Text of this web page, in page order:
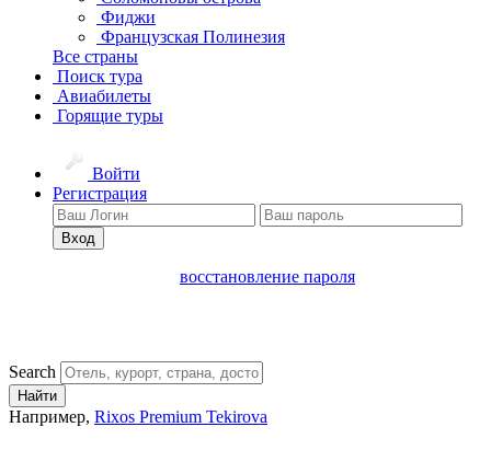
Фиджи
Французская Полинезия
Все страны
Поиск тура
Авиабилеты
Горящие туры
Войти
Регистрация
Вход
восстановление пароля
Search
Найти
Например, Rixos Premium Tekirova